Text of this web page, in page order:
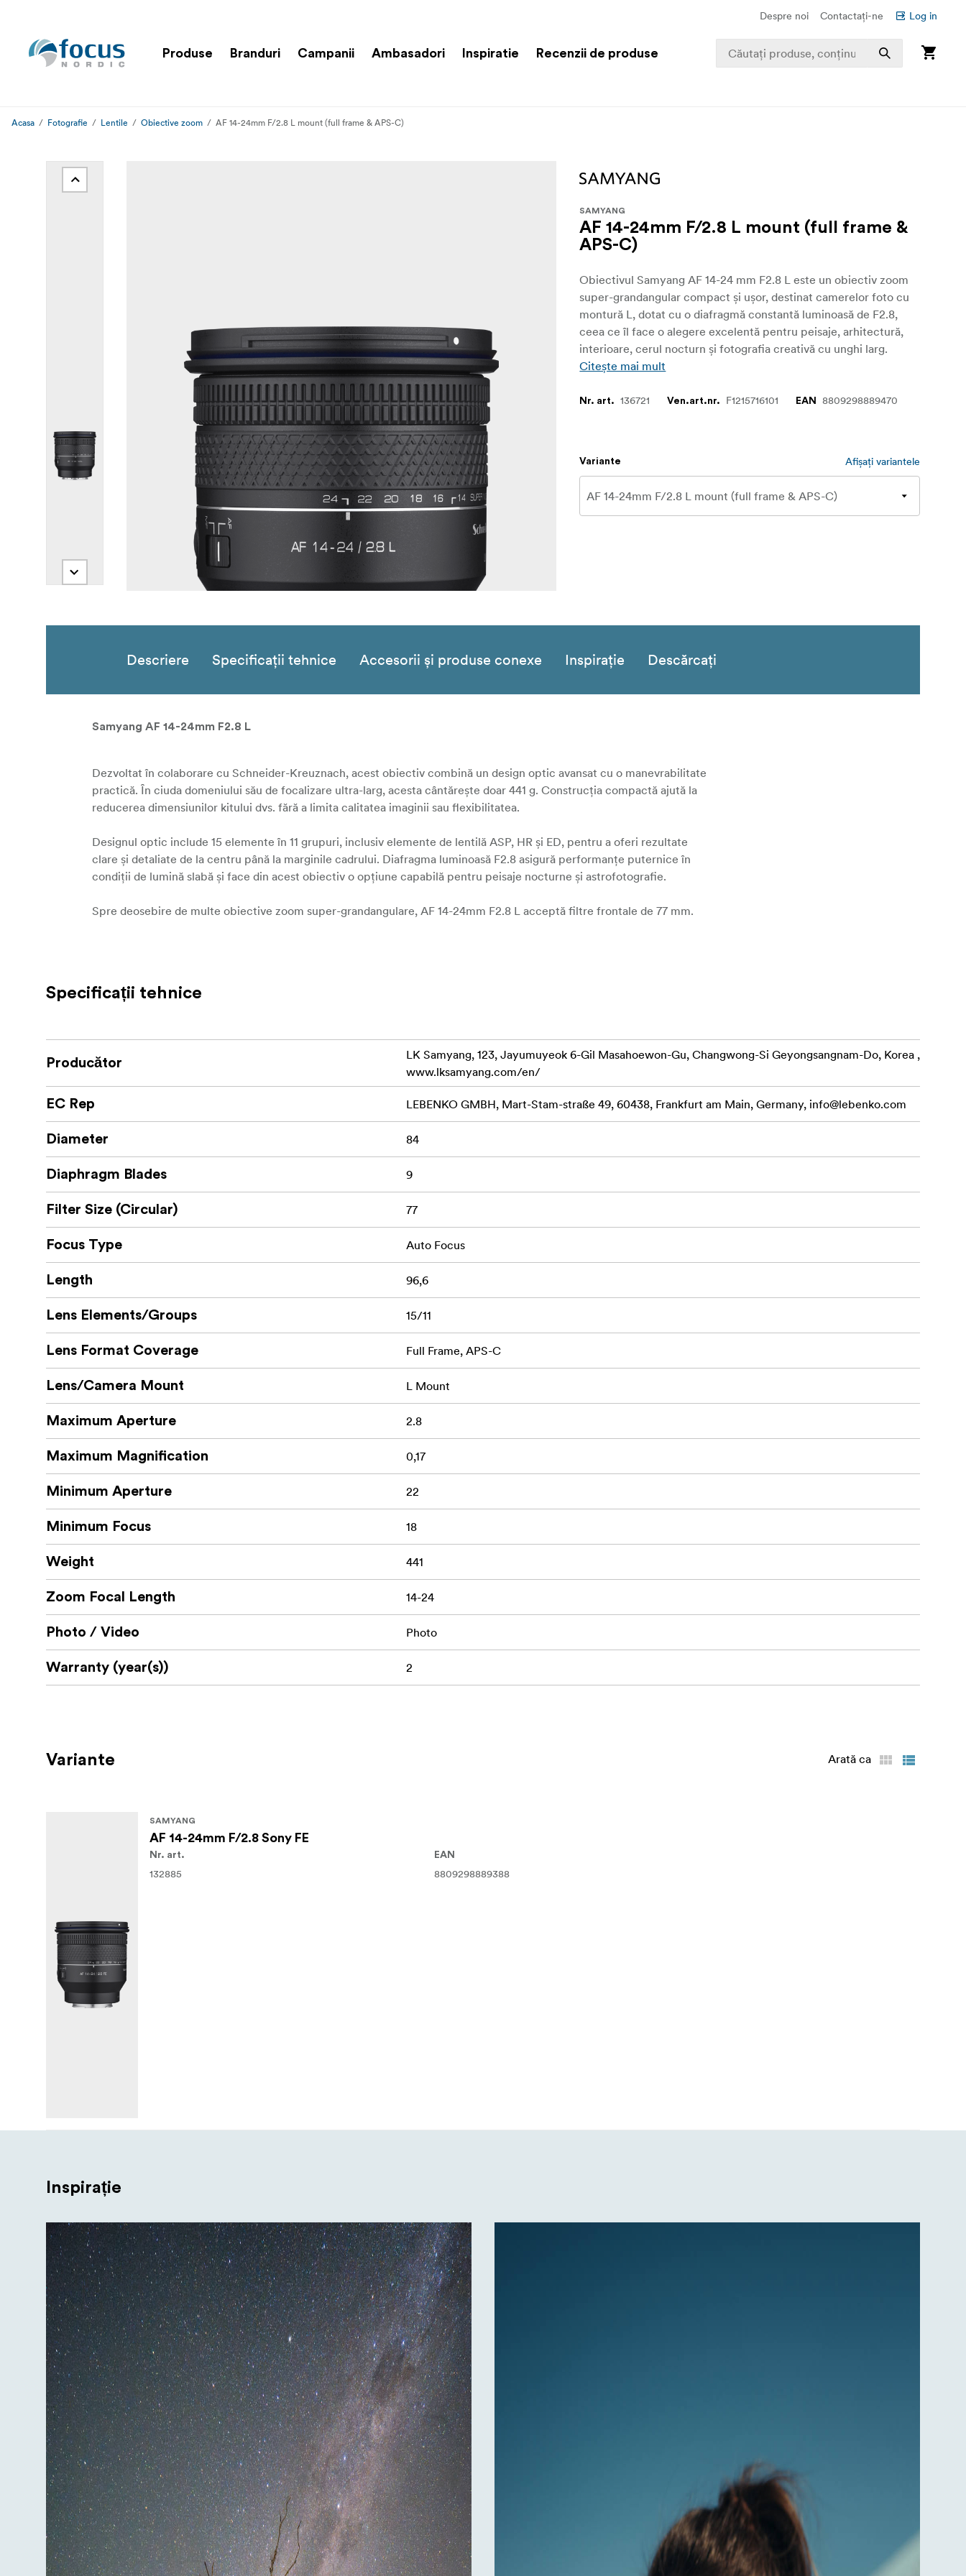
Despre noi Contactați-ne Log in
Produse Branduri Campanii Ambasadori Inspiratie Recenzii de produse
Acasa Fotografie Lentile Obiective zoom AF 14-24mm F/2.8 L mount (full frame & APS-C)
SAMYANG
AF 14-24mm F/2.8 L mount (full frame &
APS-C)
Obiectivul Samyang AF 14-24 mm F2.8 L este un obiectiv zoom
super-grandangular compact și ușor, destinat camerelor foto cu
montură L, dotat cu o diafragmă constantă luminoasă de F2.8,
ceea ce îl face o alegere excelentă pentru peisaje, arhitectură,
interioare, cerul nocturn și fotografia creativă cu unghi larg.
Citește mai mult
Nr. art. 136721 Ven.art.nr. F1215716101 EAN 8809298889470
Variante Afișați variantele
Descriere Specificații tehnice Accesorii și produse conexe Inspirație Descărcați
Samyang AF 14-24mm F2.8 L
Dezvoltat în colaborare cu Schneider-Kreuznach, acest obiectiv combină un design optic avansat cu o manevrabilitate
practică. În ciuda domeniului său de focalizare ultra-larg, acesta cântărește doar 441 g. Construcția compactă ajută la
reducerea dimensiunilor kitului dvs. fără a limita calitatea imaginii sau flexibilitatea.
Designul optic include 15 elemente în 11 grupuri, inclusiv elemente de lentilă ASP, HR și ED, pentru a oferi rezultate
clare și detaliate de la centru până la marginile cadrului. Diafragma luminoasă F2.8 asigură performanțe puternice în
condiții de lumină slabă și face din acest obiectiv o opțiune capabilă pentru peisaje nocturne și astrofotografie.
Spre deosebire de multe obiective zoom super-grandangulare, AF 14-24mm F2.8 L acceptă filtre frontale de 77 mm.
compoziții îndrăznețe de aproape cu o perspectivă dramatică de unghi larg. Autofocusul Linear STM rapid și silențios
Caracteristici cheie
Domeniu de zoom super-larg de 14–24 mm
Diafragmă constantă luminoasă F2.8
Conceput pentru camerele full-frame cu montură L
Dezvoltat în colaborare cu Schneider-Kreuznach
Design ușor, de 441 g
Distanță minimă de focalizare de 0,18 m
Mărire de până la 0,26x
Autofocus STM liniar rapid și silențios
Comutator AF/MF și buton de menținere a focalizării
Construcție rezistentă la intemperii
Samyang AF 14-24mm F2.8 L este un obiectiv zoom cu unghi larg versatil pentru fotografi și cineaști care doresc un
obiectiv compact cu performanțe optice puternice, manevrabilitate flexibilă și libertatea de a surprinde mai mult în
fiecare cadru.
Specificații tehnice
Producător
LK Samyang, 123, Jayumuyeok 6-Gil Masahoewon-Gu, Changwong-Si Geyongsangnam-Do, Korea ,
www.lksamyang.com/en/
EC Rep LEBENKO GMBH, Mart-Stam-straße 49, 60438, Frankfurt am Main, Germany, info@lebenko.com
Diameter 84
Diaphragm Blades 9
Filter Size (Circular) 77
Focus Type Auto Focus
Length 96,6
Lens Elements/Groups 15/11
Lens Format Coverage Full Frame, APS-C
Lens/Camera Mount L Mount
Maximum Aperture 2.8
Maximum Magnification 0,17
Minimum Aperture 22
Minimum Focus 18
Weight 441
Zoom Focal Length 14-24
Photo / Video Photo
Warranty (year(s)) 2
Variante Arată ca
SAMYANG
AF 14-24mm F/2.8 Sony FE
Nr. art.
132885
EAN
8809298889388
Inspirație